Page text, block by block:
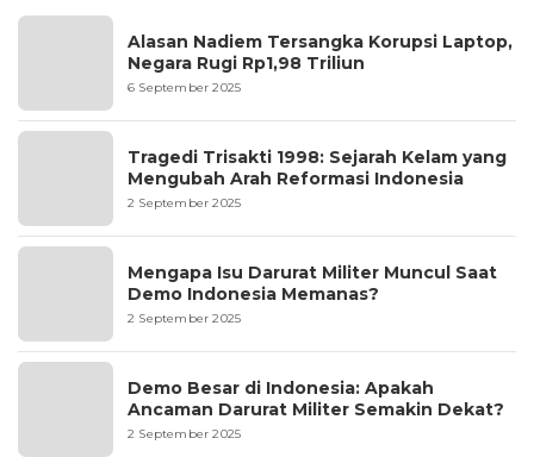
Alasan Nadiem Tersangka Korupsi Laptop,
Negara Rugi Rp1,98 Triliun
6 September 2025
Tragedi Trisakti 1998: Sejarah Kelam yang
Mengubah Arah Reformasi Indonesia
2 September 2025
Mengapa Isu Darurat Militer Muncul Saat
Demo Indonesia Memanas?
2 September 2025
Demo Besar di Indonesia: Apakah
Ancaman Darurat Militer Semakin Dekat?
2 September 2025